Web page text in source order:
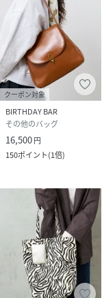
性別タイプ
原産国
素材
サイズ
品番
クーポン対象
BIRTHDAY BAR
その他のバッグ
16,500円
150ポイント(1倍)